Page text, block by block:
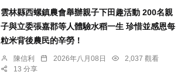
雲林縣西螺鎮農會舉辦親子下田趣活動 200名親
子與立委張嘉郡等人體驗水稻一生 珍惜並感恩每
粒米背後農民的辛勞！
陳信利 2026年八月08日
2,037 觀看
13 分享